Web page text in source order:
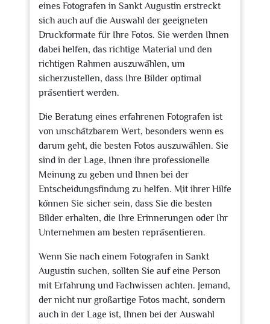
eines Fotografen in Sankt Augustin erstreckt
sich auch auf die Auswahl der geeigneten
Druckformate für Ihre Fotos. Sie werden Ihnen
dabei helfen, das richtige Material und den
richtigen Rahmen auszuwählen, um
sicherzustellen, dass Ihre Bilder optimal
präsentiert werden.
Die Beratung eines erfahrenen Fotografen ist
von unschätzbarem Wert, besonders wenn es
darum geht, die besten Fotos auszuwählen. Sie
sind in der Lage, Ihnen ihre professionelle
Meinung zu geben und Ihnen bei der
Entscheidungsfindung zu helfen. Mit ihrer Hilfe
können Sie sicher sein, dass Sie die besten
Bilder erhalten, die Ihre Erinnerungen oder Ihr
Unternehmen am besten repräsentieren.
Wenn Sie nach einem Fotografen in Sankt
Augustin suchen, sollten Sie auf eine Person
mit Erfahrung und Fachwissen achten. Jemand,
der nicht nur großartige Fotos macht, sondern
auch in der Lage ist, Ihnen bei der Auswahl